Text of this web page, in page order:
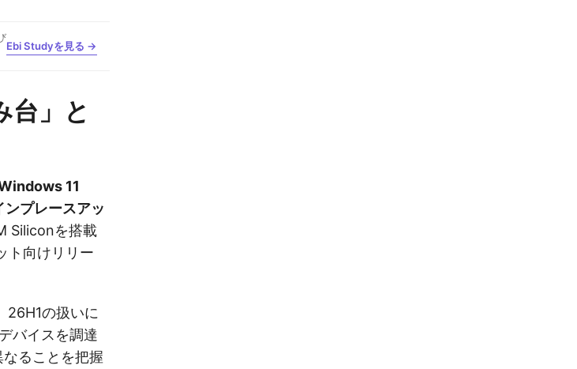
Ebi Studyを見る →
台」と
11
プレースアッ
Siliconを搭載
ト向けリリー
26H1の扱いに
バイスを調達
ることを把握